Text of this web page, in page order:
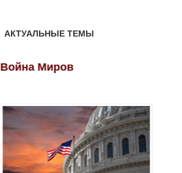
АКТУАЛЬНЫЕ ТЕМЫ
Война Миров